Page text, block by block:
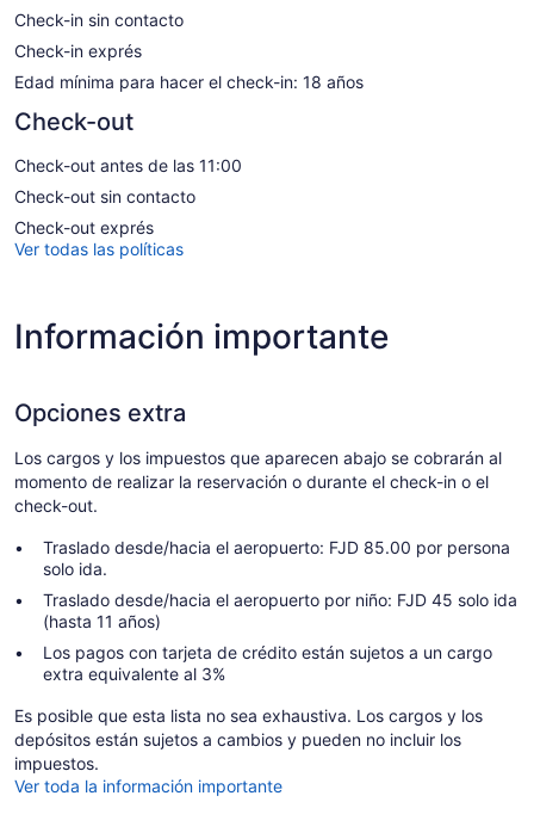
Check-in sin contacto
Check-in exprés
Edad mínima para hacer el check-in: 18 años
Check-out
Check-out antes de las 11:00
Check-out sin contacto
Check-out exprés
Ver todas las políticas
Información importante
Opciones extra
Los cargos y los impuestos que aparecen abajo se cobrarán al
momento de realizar la reservación o durante el check-in o el
check-out.
Traslado desde/hacia el aeropuerto: FJD 85.00 por persona
solo ida.
Traslado desde/hacia el aeropuerto por niño: FJD 45 solo ida
(hasta 11 años)
Los pagos con tarjeta de crédito están sujetos a un cargo
extra equivalente al 3%
Es posible que esta lista no sea exhaustiva. Los cargos y los
depósitos están sujetos a cambios y pueden no incluir los
impuestos.
Ver toda la información importante